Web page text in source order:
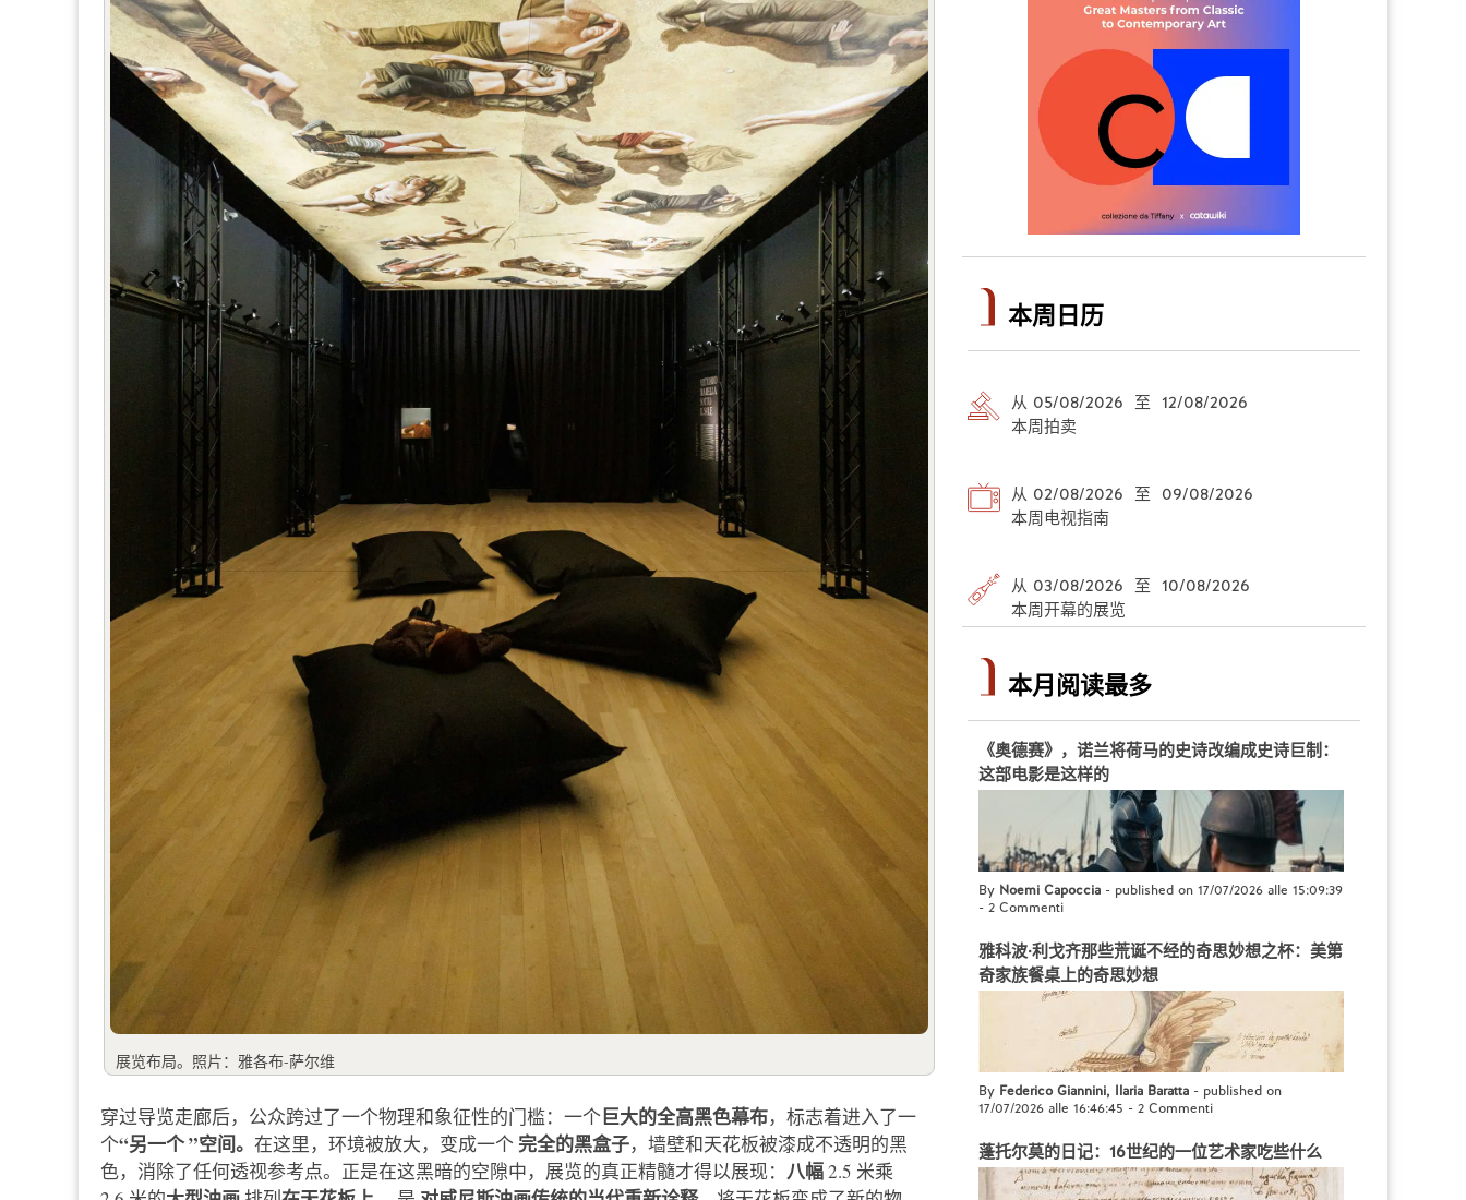
展览布局。照片：雅各布-萨尔维
穿过导览走廊后，公众跨过了一个物理和象征性的门槛：一个巨大的全高黑色幕布，标志着进入了一
个“另一个 ”空间。 在这里，环境被放大，变成一个完全的黑盒子，墙壁和天花板被漆成不透明的黑
色，消除了任何透视参考点。正是在这黑暗的空隙中，展览的真正精髓才得以展现： 八幅2.5 米乘
本周日历
从 05/08/2026 至 12/08/2026
本周拍卖
从 02/08/2026 至 09/08/2026
本周电视指南
从 03/08/2026 至 10/08/2026
本周开幕的展览
本月阅读最多
《奥德赛》，诺兰将荷马的史诗改编成史诗巨制：
这部电影是这样的
By Noemi Capoccia - published on 17/07/2026 alle 15:09:39
- 2 Commenti
雅科波·利戈齐那些荒诞不经的奇思妙想之杯：美第
奇家族餐桌上的奇思妙想
By Federico Giannini, Ilaria Baratta - published on
17/07/2026 alle 16:46:45 - 2 Commenti
蓬托尔莫的日记：16世纪的一位艺术家吃些什么